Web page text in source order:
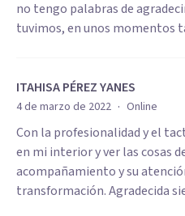
no tengo palabras de
tuvimos, en unos momentos
ITAHISA PÉREZ YANES
4 de marzo de 2022 · Online
Con la profesionalidad y el
en mi interior y ver las cosas
acompañamiento y su
transformación. Agradecida